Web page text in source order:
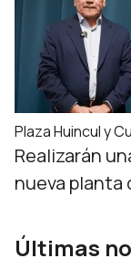
Plaza Huincul y
Realizarán
nueva planta
Últimas